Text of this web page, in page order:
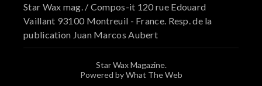
Star Wax mag. / Compos-it 120 rue Edouard
Vaillant 93100 Montreuil - France. Resp. de la
publication Juan Marcos Aubert
Star Wax Magazine.
Powered by What The Web